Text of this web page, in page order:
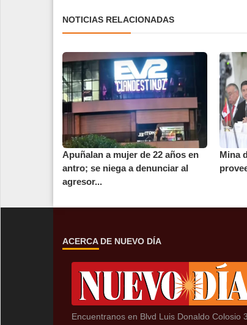
NOTICIAS RELACIONADAS
Apuñalan a mujer de 22 años en
antro; se niega a denunciar al
agresor...
Mina
ACERCA DE NUEVO DÍA
Encuentranos en Blvd Luis Donaldo Colosio